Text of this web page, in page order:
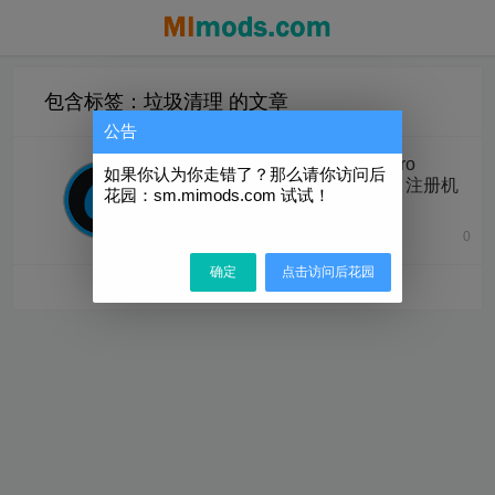
包含标签：垃圾清理 的文章
Advanced SystemCare Pro
v19.0.1.158 官方完整版 + 注册机
0
公告
如果你认为你走错了？那么请你访问后
花园：sm.mimods.com 试试！
确定 点击访问后花园